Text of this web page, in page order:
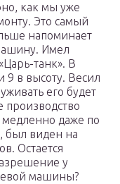
как мы уже
Это самый
напоминает
Имел
танк». В
в высоту. Весил
его будет
производство
даже по
был виден на
Остается
у
машины?